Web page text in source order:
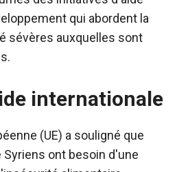
qui abordent la
sévères auxquelles sont
internationale
(UE) a souligné que
ont besoin d'une